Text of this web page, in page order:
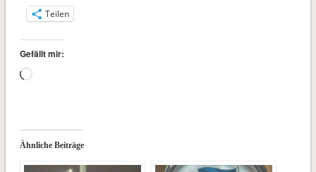
Teilen
Gefällt mir:
Wird
Ähnliche Beiträge